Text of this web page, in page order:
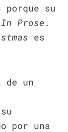
porque su
Prose.
es
de un
por una